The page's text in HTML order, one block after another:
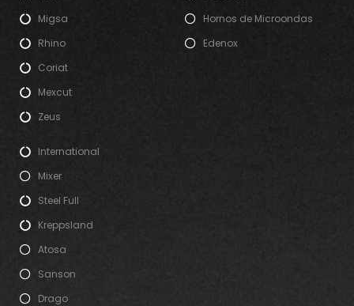
Migsa
Rhino
Coriat
Mexcut
Zeus
Hornos de Microondas
Edenox
International
Mixer
Steel Full
Kreppsland
Atosa
Sanson
Drago